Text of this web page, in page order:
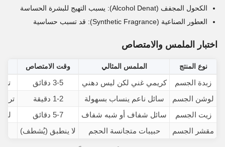
الكحول المجفف (Alcohol Denat): يسبب التهيج للبشرة الحساسة
العطور الصناعية (Synthetic Fragrance): قد تسبب حساسية
اختبار الملمس والامتصاص
نوع المنتج الملمس المثالي وقت الامتصاص
زبدة الجسم كريمي غني لكن ليس دهني 3-5 دقائق
لوشن الجسم
سائل ناعم ينساب بسهولة 1-2 دقيقة
ترطيب
زيت الجسم
سائل شفاف أو شبه شفاف 5-7 دقائق
مقشر الجسم
حبيبات متجانسة الحجم لا ينطبق (يُشطف)